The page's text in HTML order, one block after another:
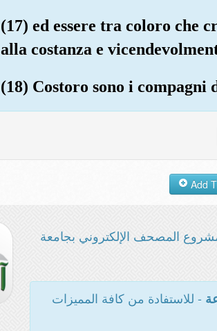
(17) ed essere tra coloro che
alla costanza e
(18) Costoro sono i compagni
المصحف الإلكتروني بجامعة
- للاستفادة من كافة المميزات